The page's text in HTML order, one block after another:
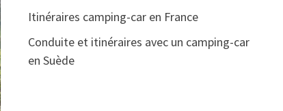
Itinéraires camping-car en France
Conduite et itinéraires avec un camping-car
en Suède